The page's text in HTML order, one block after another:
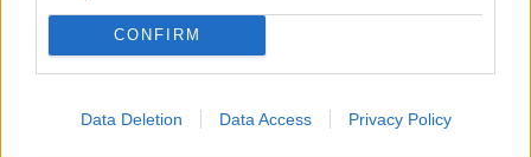
CONFIRM
Data Deletion Data Access Privacy Policy
a légitársaságoknak joguk
van kereskedelmi
döntéseket hozni, amikor
költségnyomással